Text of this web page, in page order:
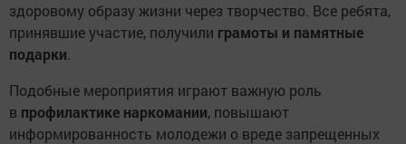
здоровому образу жизни через творчество. Все ребята,
принявшие участие, получили грамоты и памятные
подарки.
Подобные мероприятия играют важную роль
в профилактике наркомании, повышают
информированность молодежи о вреде запрещенных